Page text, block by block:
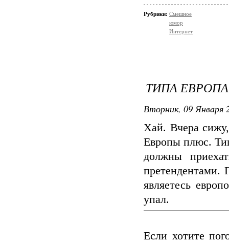
Рубрики: Смешное
юмор
Интернет
ТИПА
Вторник, 09 Января
Хай. Вчера
Европы плюс.
должны
являетесь
упал.
Если хотите